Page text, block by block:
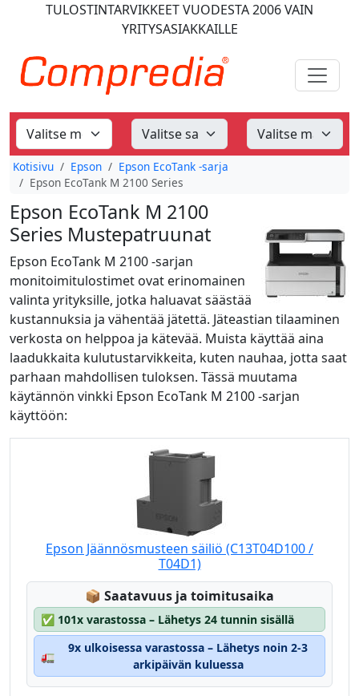
TULOSTINTARVIKKEETVUODESTA 2006VAIN
YRITYSASIAKKAILLE
Kotisivu Epson
Epson EcoTank -sarja
Epson EcoTank M 2100 Series
Epson EcoTank M 2100
Series Mustepatruunat
Epson EcoTank M 2100 -sarjan
monitoimitulostimet ovat erinomainen
valinta yrityksille, jotka haluavat säästää
kustannuksia ja vähentää jätettä. Jäteastian tilaaminen
verkosta on helppoa ja kätevää. Muista käyttää aina
laadukkaita kulutustarvikkeita, kuten nauhaa, jotta saat
parhaan mahdollisen tuloksen. Tässä muutama
käytännön vinkki Epson EcoTank M 2100 -sarjan
käyttöön:
Epson Jäännösmusteen säiliö (C13T04D100 /
T04D1)
📦 Lagerstatus:
Saatavuus ja toimitusaika
✅ 101x varastossa – Lähetys 24 tunnin sisällä
🚛
9x ulkoisessa varastossa – Lähetys noin 2-3
arkipäivän kuluessa